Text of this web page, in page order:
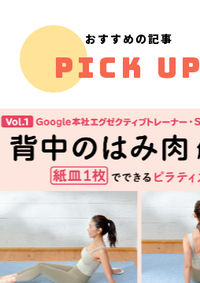
おすすめの記事
PICK UP